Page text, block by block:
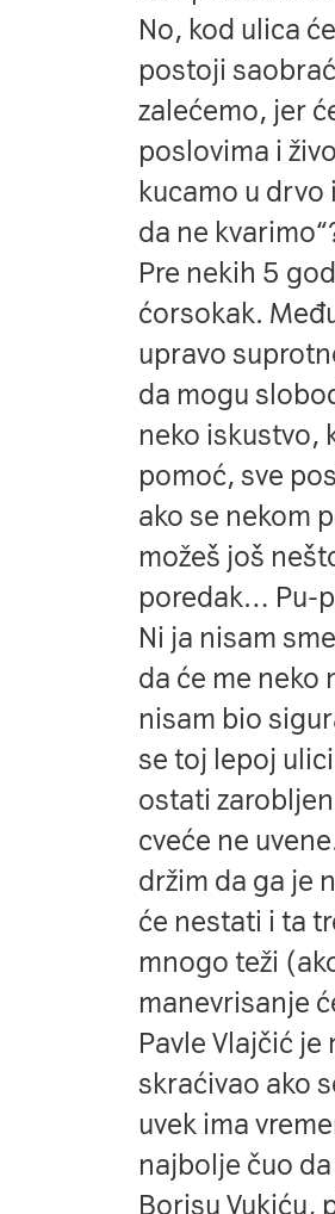
No, kod ulica
postoji
zalećemo, jer
poslovima i
kucamo u drvo
da ne
Pre nekih 5
ćorsokak.
upravo
da mogu
neko iskustvo,
pomoć, sve
ako se nekom
možeš još
poredak… Pu-
Ni ja nisam
da će me
nisam bio
se toj lepoj
ostati
cveće ne
držim da ga je
će nestati i ta
mnogo teži
manevrisanje
Pavle Vlajčić
skraćivao ako
uvek ima
najbolje čuo
Borisu Vukiću,